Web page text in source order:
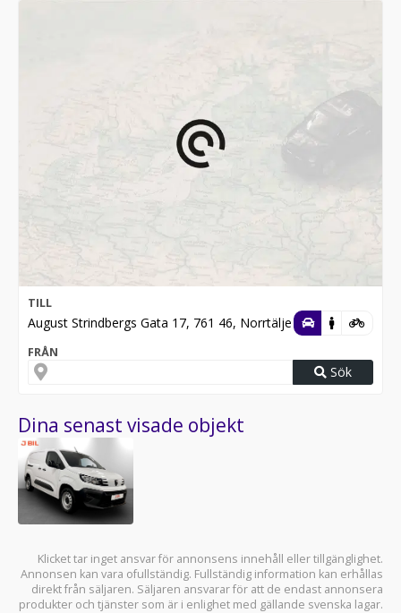
TILL
August Strindbergs Gata 17, 761 46, Norrtälje
FRÅN
Sök
Dina senast visade objekt
Klicket tar inget ansvar för annonsens innehåll eller tillgänglighet.
Annonsen kan vara ofullständig. Fullständig information kan erhållas
direkt från säljaren. Säljaren ansvarar för att de endast annonsera
produkter och tjänster som är i enlighet med gällande svenska lagar.